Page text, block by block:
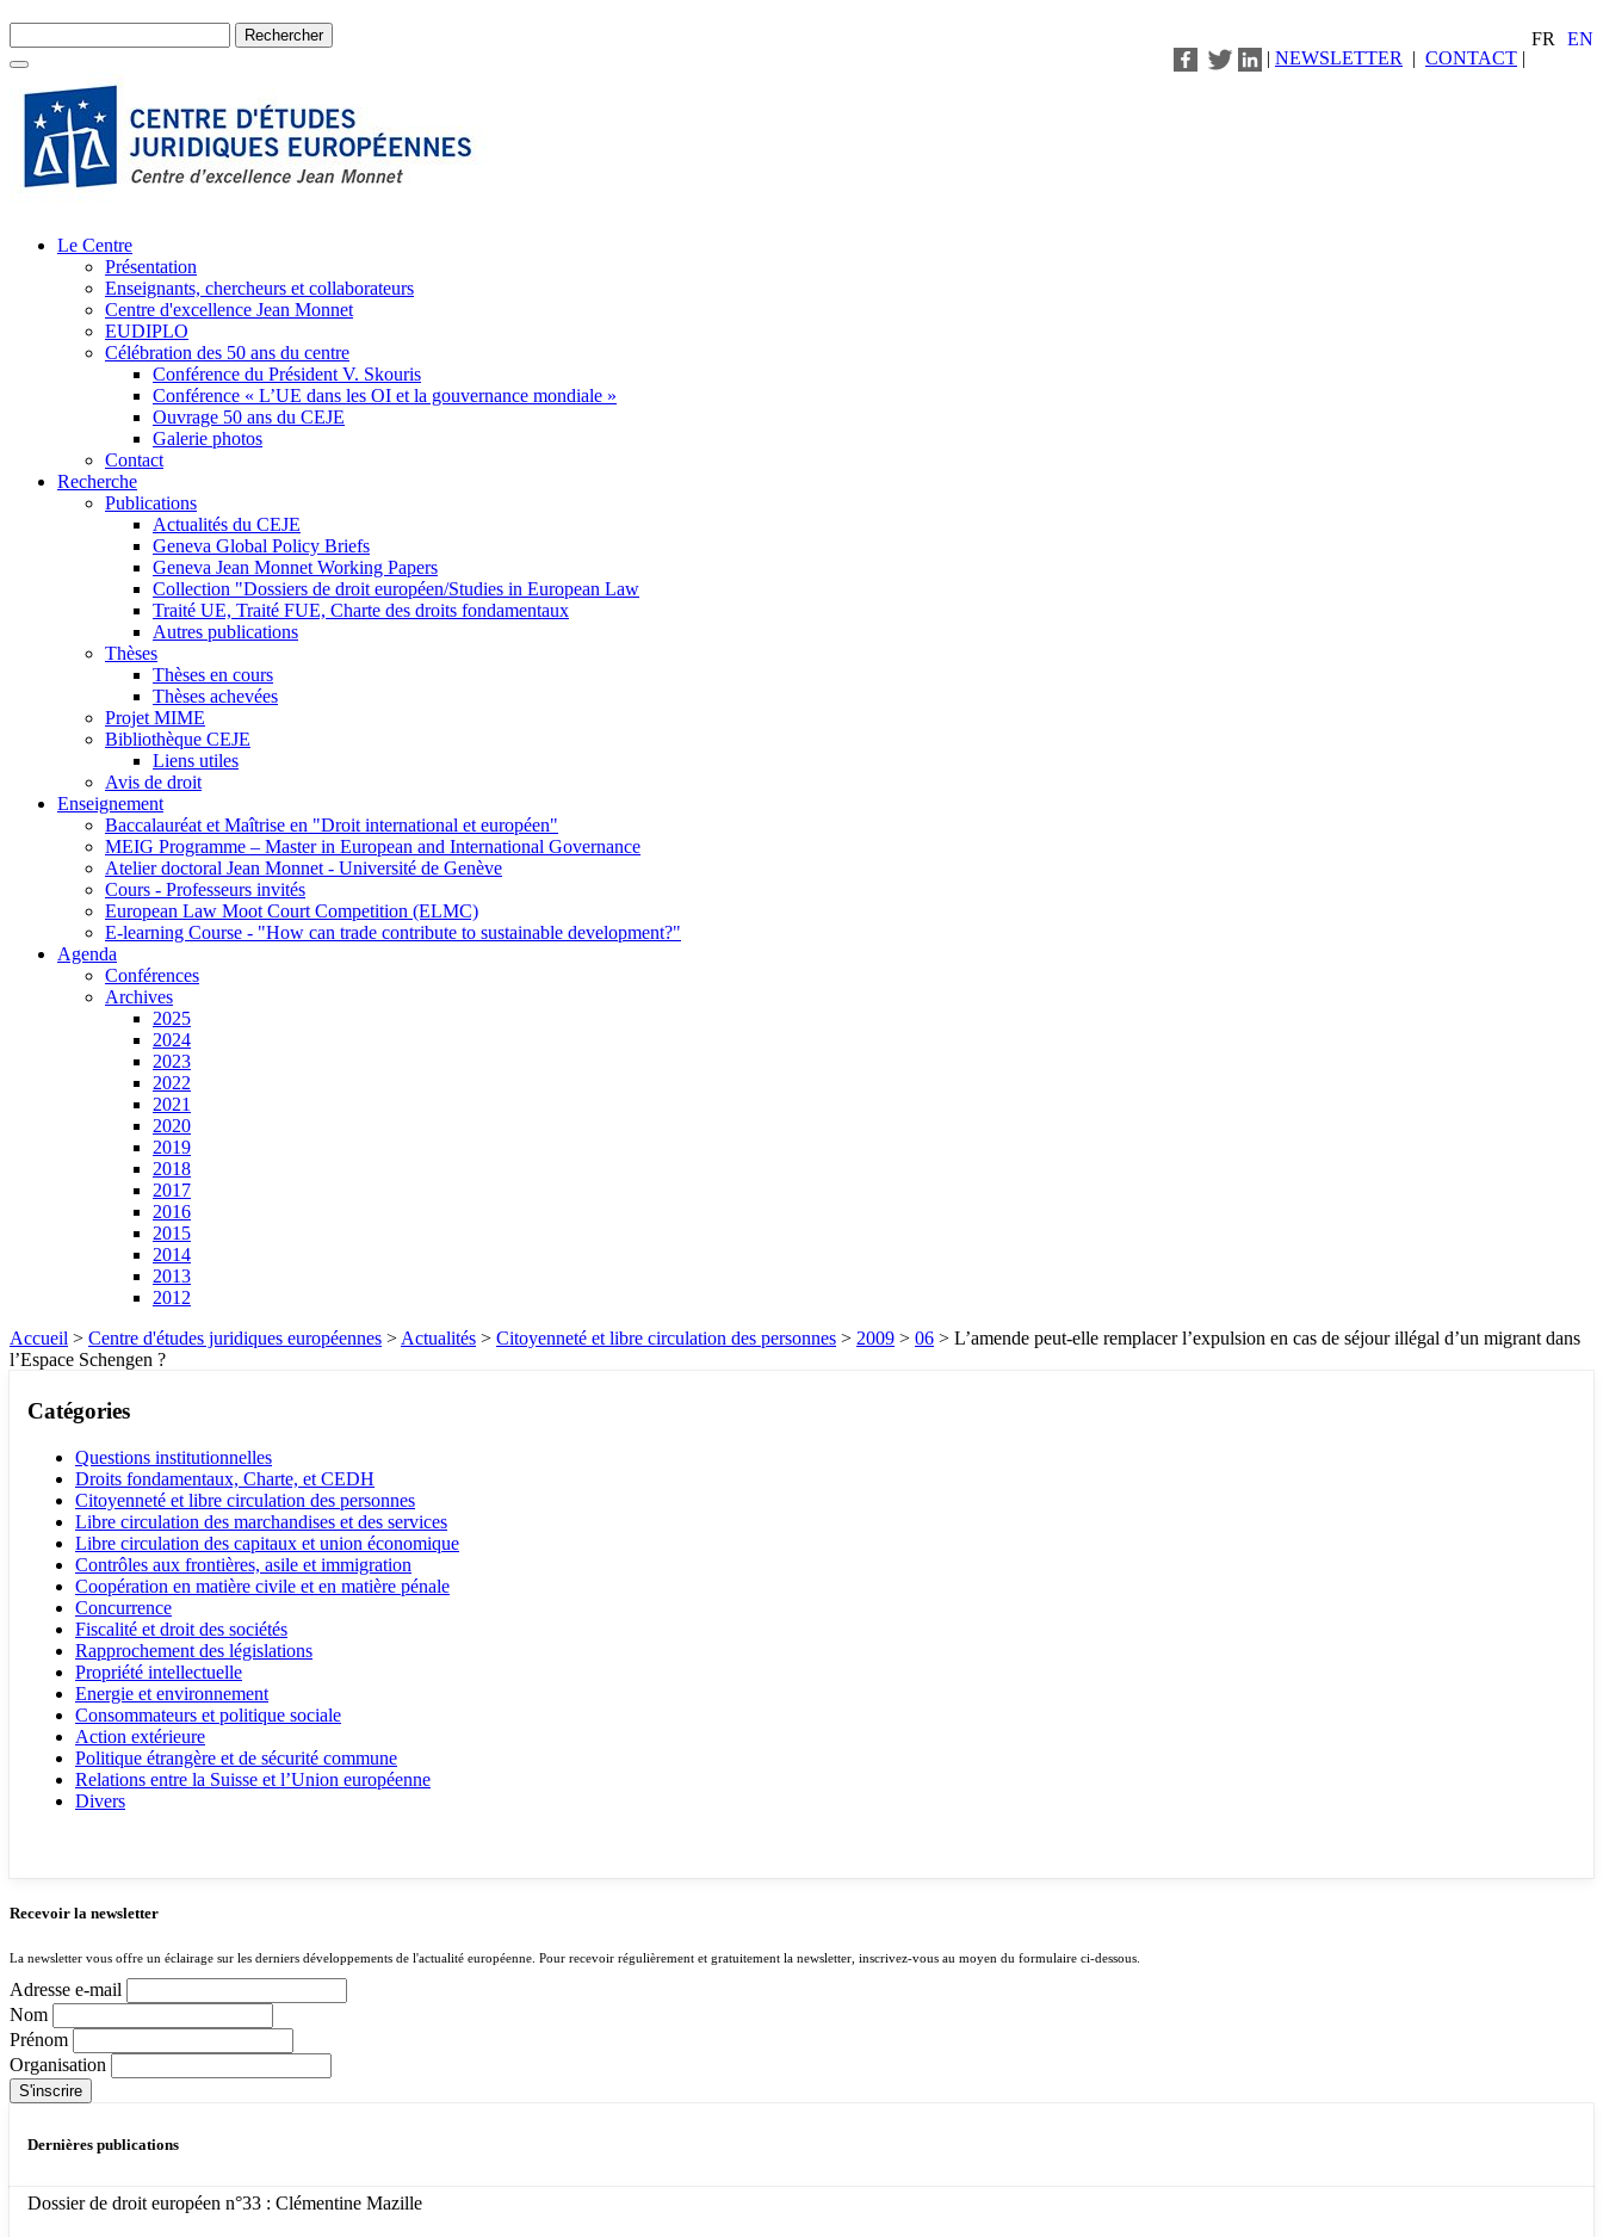
FR
EN
| NEWSLETTER | CONTACT |
Le Centre
Présentation
Enseignants, chercheurs et collaborateurs
Centre d'excellence Jean Monnet
EUDIPLO
Célébration des 50 ans du centre
Conférence du Président V. Skouris
Conférence « L’UE dans les OI et la gouvernance mondiale »
Ouvrage 50 ans du CEJE
Galerie photos
Contact
Recherche
Publications
Actualités du CEJE
Geneva Global Policy Briefs
Geneva Jean Monnet Working Papers
Collection "Dossiers de droit européen/Studies in European Law
Traité UE, Traité FUE, Charte des droits fondamentaux
Autres publications
Thèses
Thèses en cours
Thèses achevées
Projet MIME
Bibliothèque CEJE
Liens utiles
Avis de droit
Enseignement
Baccalauréat et Maîtrise en "Droit international et européen"
MEIG Programme – Master in European and International Governance
Atelier doctoral Jean Monnet - Université de Genève
Cours - Professeurs invités
European Law Moot Court Competition (ELMC)
E-learning Course - "How can trade contribute to sustainable development?"
Agenda
Conférences
Archives
2025
2024
2023
2022
2021
2020
2019
2018
2017
2016
2015
2014
2013
2012
Accueil > Centre d'études juridiques européennes > Actualités > Citoyenneté et libre circulation des personnes > 2009 > 06 > L’amende peut-elle remplacer l’expulsion en cas de séjour illégal d’un migrant dans
l’Espace Schengen ?
Catégories
Questions institutionnelles
Droits fondamentaux, Charte, et CEDH
Citoyenneté et libre circulation des personnes
Libre circulation des marchandises et des services
Libre circulation des capitaux et union économique
Contrôles aux frontières, asile et immigration
Coopération en matière civile et en matière pénale
Concurrence
Fiscalité et droit des sociétés
Rapprochement des législations
Propriété intellectuelle
Energie et environnement
Consommateurs et politique sociale
Action extérieure
Politique étrangère et de sécurité commune
Relations entre la Suisse et l’Union européenne
Divers
Recevoir la newsletter
La newsletter vous offre un éclairage sur les derniers développements de l'actualité européenne. Pour recevoir régulièrement et gratuitement la newsletter, inscrivez-vous au moyen du formulaire ci-dessous.
Adresse e-mail
Nom
Prénom
Organisation
Dernières publications
Dossier de droit européen n°33 : Clémentine Mazille